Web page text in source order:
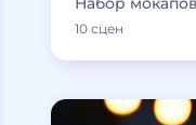
10 сцен